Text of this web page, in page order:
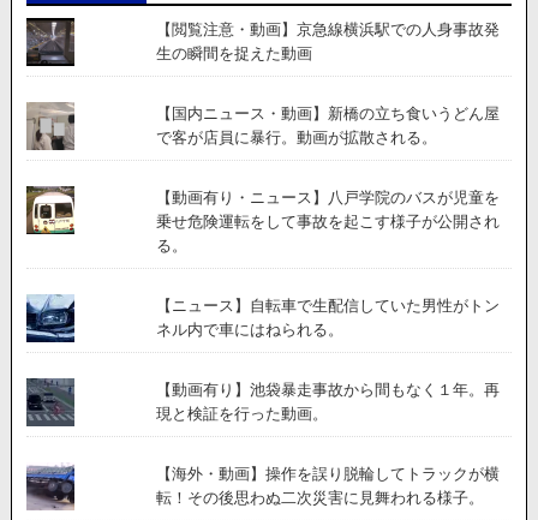
画
が
公
【閲覧注意・動画】京急線横浜駅での人身事故発
生の瞬間を捉えた動画
【国内ニュース・動画】新橋の立ち食いうどん屋
で客が店員に暴行。動画が拡散される。
【動画有り・ニュース】八戸学院のバスが児童を
乗せ危険運転をして事故を起こす様子が公開され
る。
【ニュース】自転車で生配信していた男性がトン
ネル内で車にはねられる。
【動画有り】池袋暴走事故から間もなく１年。再
現と検証を行った動画。
【海外・動画】操作を誤り脱輪してトラックが横
転！その後思わぬ二次災害に見舞われる様子。